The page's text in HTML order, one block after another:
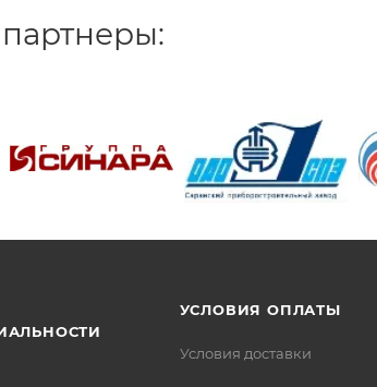
УСЛОВИЯ ОПЛАТЫ
Условия доставки